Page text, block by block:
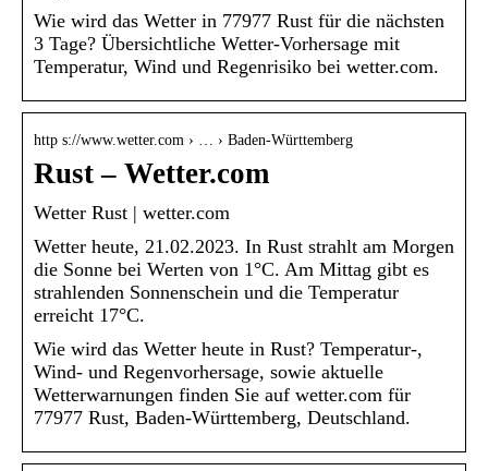
Wie wird das Wetter in 77977 Rust für die nächsten
3 Tage? Übersichtliche Wetter-Vorhersage mit
Temperatur, Wind und Regenrisiko bei wetter.com.
http s://www.wetter.com › … › Baden-Württemberg
Rust – Wetter.com
Wetter Rust | wetter.com
Wetter heute, 21.02.2023. In Rust strahlt am Morgen
die Sonne bei Werten von 1°C. Am Mittag gibt es
strahlenden Sonnenschein und die Temperatur
erreicht 17°C.
Wie wird das Wetter heute in Rust? Temperatur-,
Wind- und Regenvorhersage, sowie aktuelle
Wetterwarnungen finden Sie auf wetter.com für
77977 Rust, Baden-Württemberg, Deutschland.